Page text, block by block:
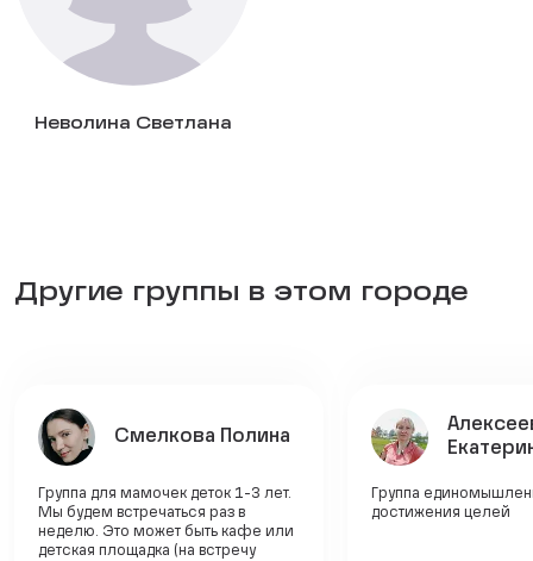
Неволина Светлана
Другие группы в этом городе
Смелкова Полина
Группа для мамочек деток 1-3 лет.
Мы будем встречаться раз в
неделю. Это может быть кафе или
детская площадка (на встречу
Группа
достижения целей